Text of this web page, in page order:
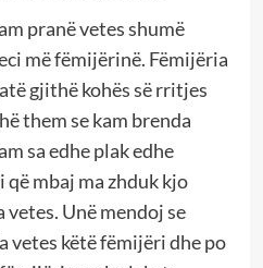
pranë vetes shumë
më fëmijërinë. Fëmijëria
gjithë kohës së rritjes
them se kam brenda
sa edhe plak edhe
mbaj ma zhduk kjo
Unë mendoj se
vetes këtë fëmijëri dhe po